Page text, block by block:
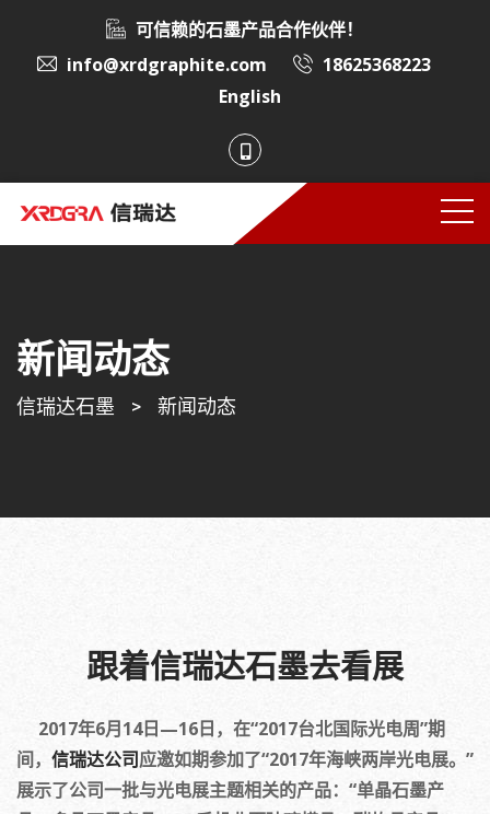
可信赖的石墨产品合作伙伴！
info@xrdgraphite.com
18625368223
English
新闻动态
信瑞达石墨 > 新闻动态
跟着信瑞达石墨去看展
2017年6月14日—16日，在“2017台北国际光电周”期
间， 信瑞达公司应邀如期参加了“2017年海峡两岸光电展。”
展示了公司一批与光电展主题相关的产品：“单晶石墨产